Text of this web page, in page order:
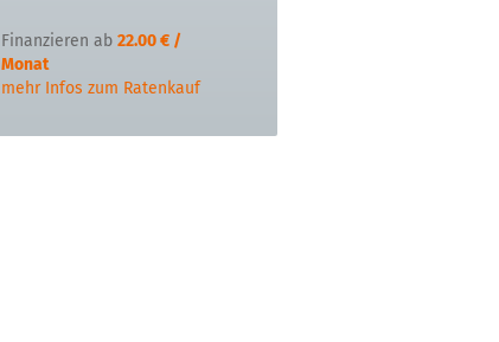
Finanzieren ab 22.00 € /
Monat
mehr Infos zum Ratenkauf